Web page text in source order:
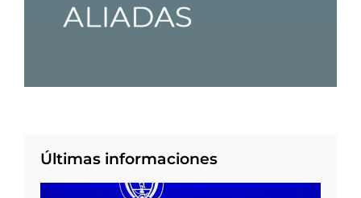
Últimas informaciones